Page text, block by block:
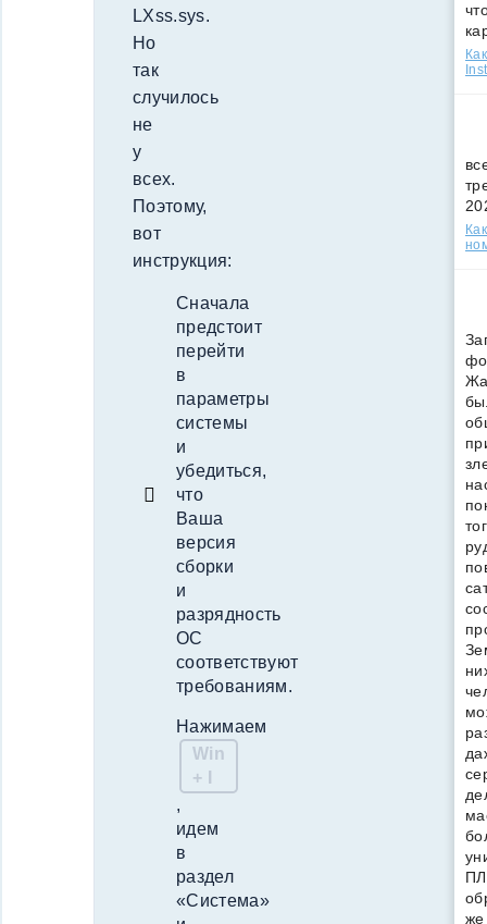
LXss.sys.
Но
так
случилось
не
у
всех.
Поэтому,
вот
инструкция:
Сначала
предстоит
перейти
в
параметры
системы
и
убедиться,
что
Ваша
версия
сборки
и
разрядность
ОС
соответствуют
требованиям.
Нажимаем
Win
+ I
,
идем
в
раздел
«Система»
же